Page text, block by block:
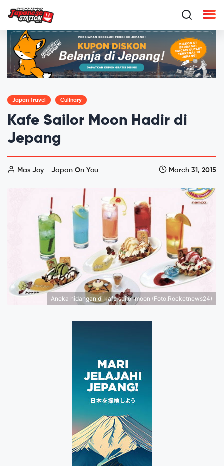
Japan Travel Culinary
Kafe Sailor Moon Hadir di
Jepang
Mas Joy - Japan On You March 31, 2015
Aneka hidangan di kafe sailor moon (Foto:Rocketnews24)